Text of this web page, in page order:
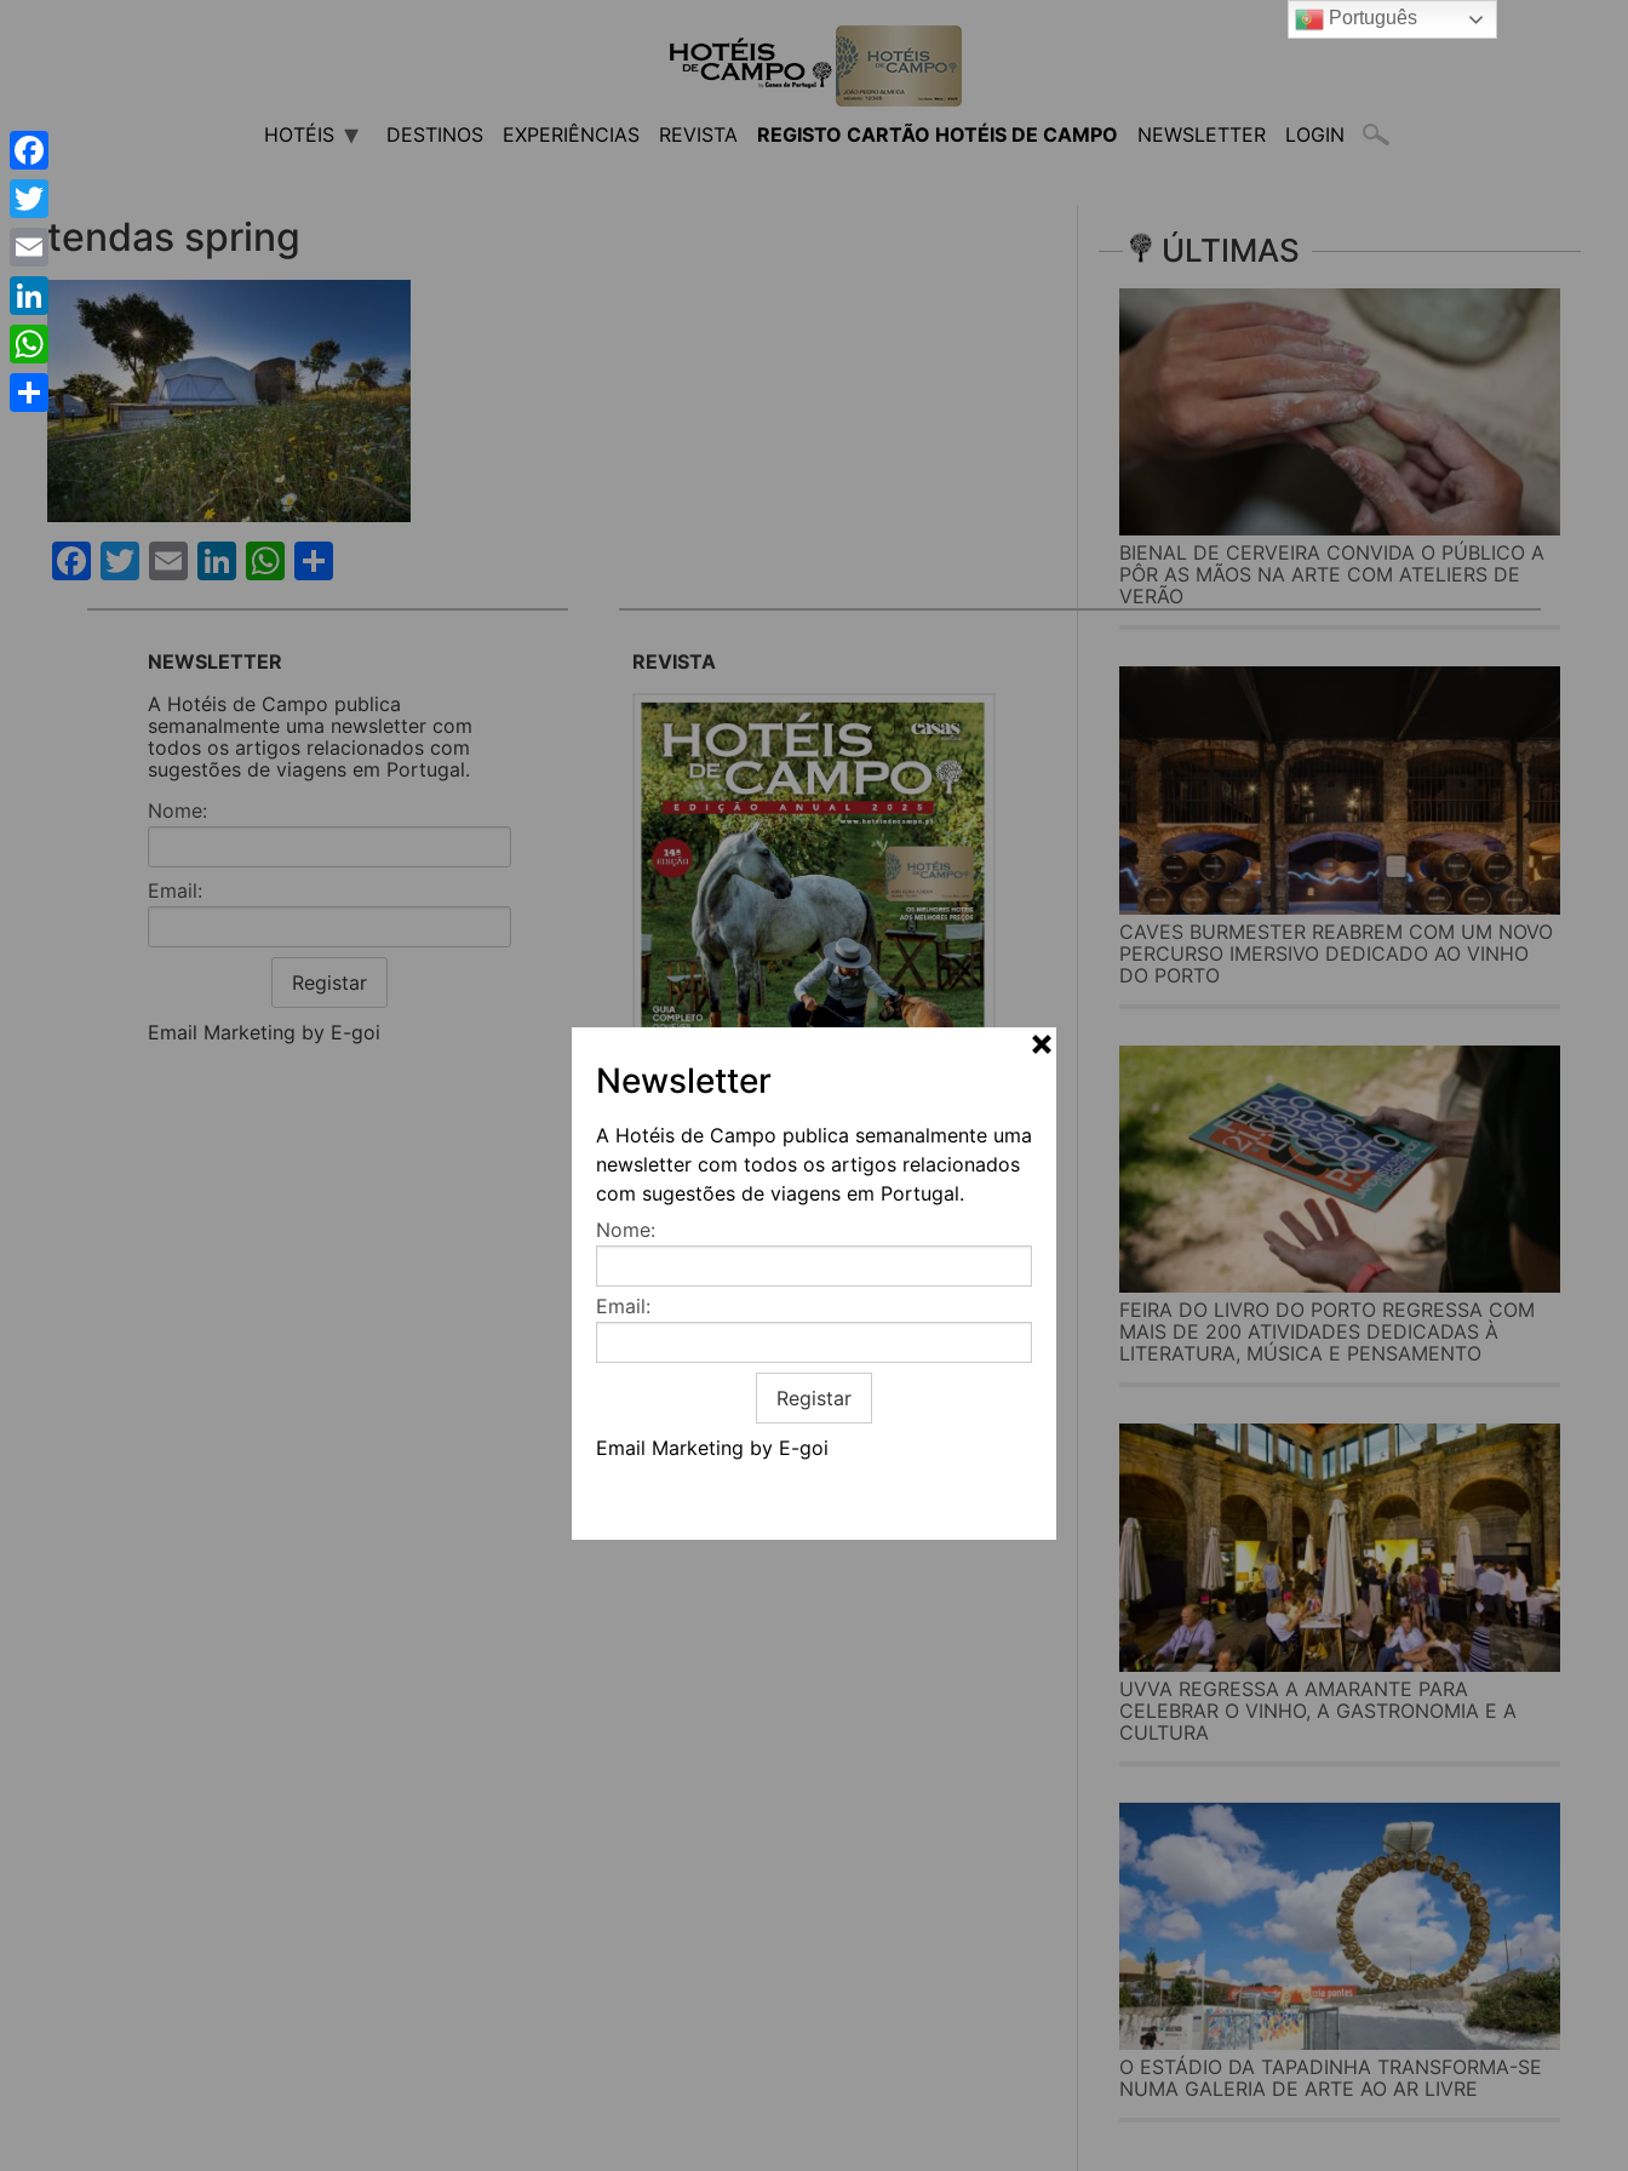
Newsletter
A Hotéis de Campo publica semanalmente uma
newsletter com todos os artigos relacionados
com sugestões de viagens em Portugal.
Nome:
Email:
Registar
Email Marketing by E-goi
HOTÉIS DESTINOS EXPERIÊNCIAS REVISTA REGISTO CARTÃO HOTÉIS DE CAMPO NEWSLETTER LOGIN
tendas spring
Facebook
Twitter
EmailLinkedIn
WhatsApp
ÚLTIMAS
BIENAL DE CERVEIRA CONVIDA O PÚBLICO A
PÔR AS MÃOS NA ARTE COM ATELIERS DE
VERÃO
CAVES BURMESTER REABREM COM UM NOVO
PERCURSO IMERSIVO DEDICADO AO VINHO
DO PORTO
FEIRA DO LIVRO DO PORTO REGRESSA COM
MAIS DE 200 ATIVIDADES DEDICADAS À
LITERATURA, MÚSICA E PENSAMENTO
UVVA REGRESSA A AMARANTE PARA
CELEBRAR O VINHO, A GASTRONOMIA E A
CULTURA
O ESTÁDIO DA TAPADINHA TRANSFORMA-SE
NUMA GALERIA DE ARTE AO AR LIVRE
NEWSLETTER
A Hotéis de Campo publica
semanalmente uma newsletter com
todos os artigos relacionados com
sugestões de viagens em Portugal.
Nome:
Email:
Registar
Email Marketing by E-goi
REVISTA
Contactos
Estatuto editorial
Informação geral
Facebook
Twitter
Email
LinkedIn
WhatsApp
Share
Português